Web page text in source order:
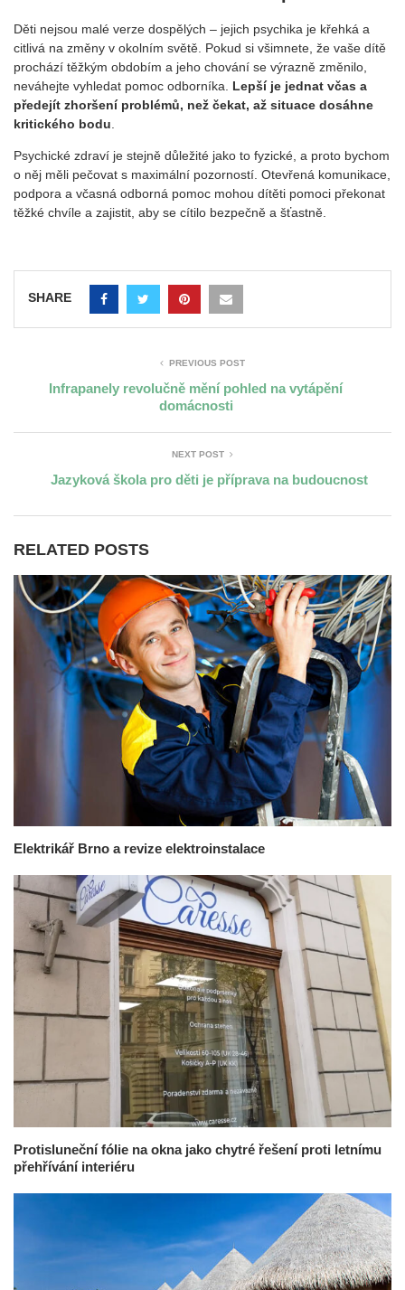
Děti nejsou malé verze dospělých – jejich psychika je křehká a
citlivá na změny v okolním světě. Pokud si všimnete, že vaše dítě
prochází těžkým obdobím a jeho chování se výrazně změnilo,
neváhejte vyhledat pomoc odborníka. Lepší je jednat včas a
předejít zhoršení problémů, než čekat, až situace dosáhne
kritického bodu
Psychické zdraví je stejně důležité jako to fyzické, a proto bychom
o něj měli pečovat s maximální pozorností. Otevřená komunikace,
podpora a včasná odborná pomoc mohou dítěti pomoci překonat
těžké chvíle a zajistit, aby se cítilo bezpečně a šťastně.
SHARE
PREVIOUS POST
Infrapanely revolučně mění pohled na vytápění
domácnosti
NEXT POST
Jazyková škola pro děti je příprava na budoucnost
RELATED POSTS
Elektrikář Brno a revize elektroinstalace
Protisluneční fólie na okna jako chytré řešení proti letnímu
přehřívání interiéru